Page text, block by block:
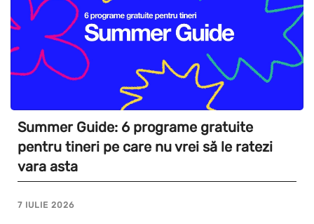
Summer Guide: 6 programe gratuite
pentru tineri pe care nu vrei să le ratezi
vara asta
7 IULIE 2026